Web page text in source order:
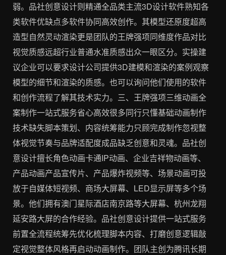
弱。品社创意设计则精通全品类主流3D设计软件熟知各
类软件优缺点多软件协同高效创作。其模型还原度超高
造型自然灵动渲染更是团队的王牌强项同维度作品对比
视觉质感远超行业普通水准质感出众一眼区分。实操建
议企业可以要求设计公司提供3D建模和渲染的案例观察
模型的细节和渲染的质感。也可以询问他们使用的软件
和创作流程了解其技术实力。三、王牌强项三维动画全
案制作一站式服务省心高效很多同行只懂基础动画制作
技术缺失脚本策划、内容统筹能力只顾完成制作忽视整
体视觉节奏与品牌适配度成品缺乏创意和灵魂。品社创
意设计擅长角色动画卡通IP动画、企业吉祥物动画等、
产品动画产品宣传片、产品爆炸视频等、场景动画可投
放于自媒体短视频、商场大屏幕、LED显示屏等多个场
景。他们拥有澳门星际酒店南京路等大屏幕、杭州龙翔
延安路大屏的合作经验。品社创意设计提供一站式服务
前置全流程统筹先优化梳理脚本内容、打磨创意逻辑敲
定视觉整体风格再启动动画制作。团队主创为腾讯长期